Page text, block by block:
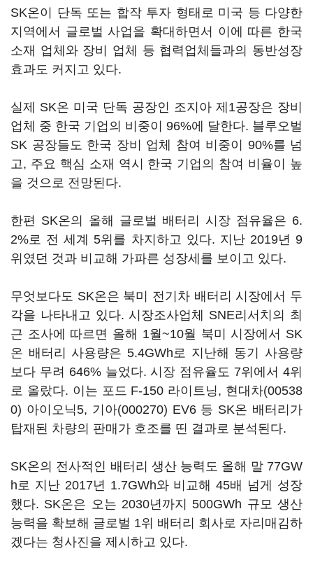
SK온이 단독 또는 합작 투자 형태로 미국 등 다양한
지역에서 글로벌 사업을 확대하면서 이에 따른 한국
소재 업체와 장비 업체 등 협력업체들과의 동반성장
효과도 커지고 있다.
실제 SK온 미국 단독 공장인 조지아 제1공장은 장비
업체 중 한국 기업의 비중이 96%에 달한다. 블루오벌
SK 공장들도 한국 장비 업체 참여 비중이 90%를 넘
고, 주요 핵심 소재 역시 한국 기업의 참여 비율이 높
을 것으로 전망된다.
한편 SK온의 올해 글로벌 배터리 시장 점유율은 6.
2%로 전 세계 5위를 차지하고 있다. 지난 2019년 9
위였던 것과 비교해 가파른 성장세를 보이고 있다.
무엇보다도 SK온은 북미 전기차 배터리 시장에서 두
각을 나타내고 있다. 시장조사업체 SNE리서치의 최
근 조사에 따르면 올해 1월~10월 북미 시장에서 SK
온 배터리 사용량은 5.4GWh로 지난해 동기 사용량
보다 무려 646% 늘었다. 시장 점유율도 7위에서 4위
로 올랐다. 이는 포드 F-150 라이트닝, 현대차(00538
0) 아이오닉5, 기아(000270) EV6 등 SK온 배터리가
탑재된 차량의 판매가 호조를 띤 결과로 분석된다.
SK온의 전사적인 배터리 생산 능력도 올해 말 77GW
h로 지난 2017년 1.7GWh와 비교해 45배 넘게 성장
했다. SK온은 오는 2030년까지 500GWh 규모 생산
능력을 확보해 글로벌 1위 배터리 회사로 자리매김하
겠다는 청사진을 제시하고 있다.